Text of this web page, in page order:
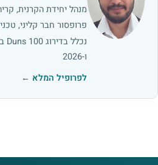
מנהל יחידת הקרנית,
פרופסור חבר קליני,
ו-2026
לפרופיל המלא ←